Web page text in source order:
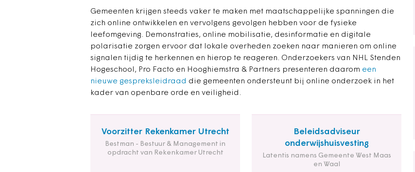
Gemeenten krijgen steeds vaker te maken met maatschappelijke spanningen die
zich online ontwikkelen en vervolgens gevolgen hebben voor de fysieke
leefomgeving. Demonstraties, online mobilisatie, desinformatie en digitale
polarisatie zorgen ervoor dat lokale overheden zoeken naar manieren om online
signalen tijdig te herkennen en hierop te reageren. Onderzoekers van NHL Stenden
Hogeschool, Pro Facto en Hooghiemstra & Partners presenteren daarom een
nieuwe gespreksleidraad die gemeenten ondersteunt bij online onderzoek in het
kader van openbare orde en veiligheid.
Voorzitter Rekenkamer Utrecht
Bestman - Bestuur & Management in
opdracht van Rekenkamer Utrecht
Beleidsadviseur
onderwijshuisvesting
Latentis namens Gemeente West Maas
en Waal